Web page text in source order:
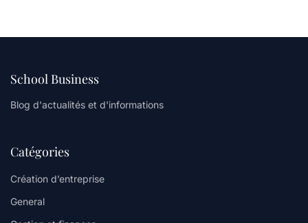
School Business
Blog d'actualités et d'informations
Catégories
Création d’entreprise
General